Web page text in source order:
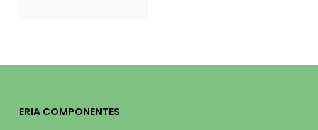
ERIA COMPONENTES